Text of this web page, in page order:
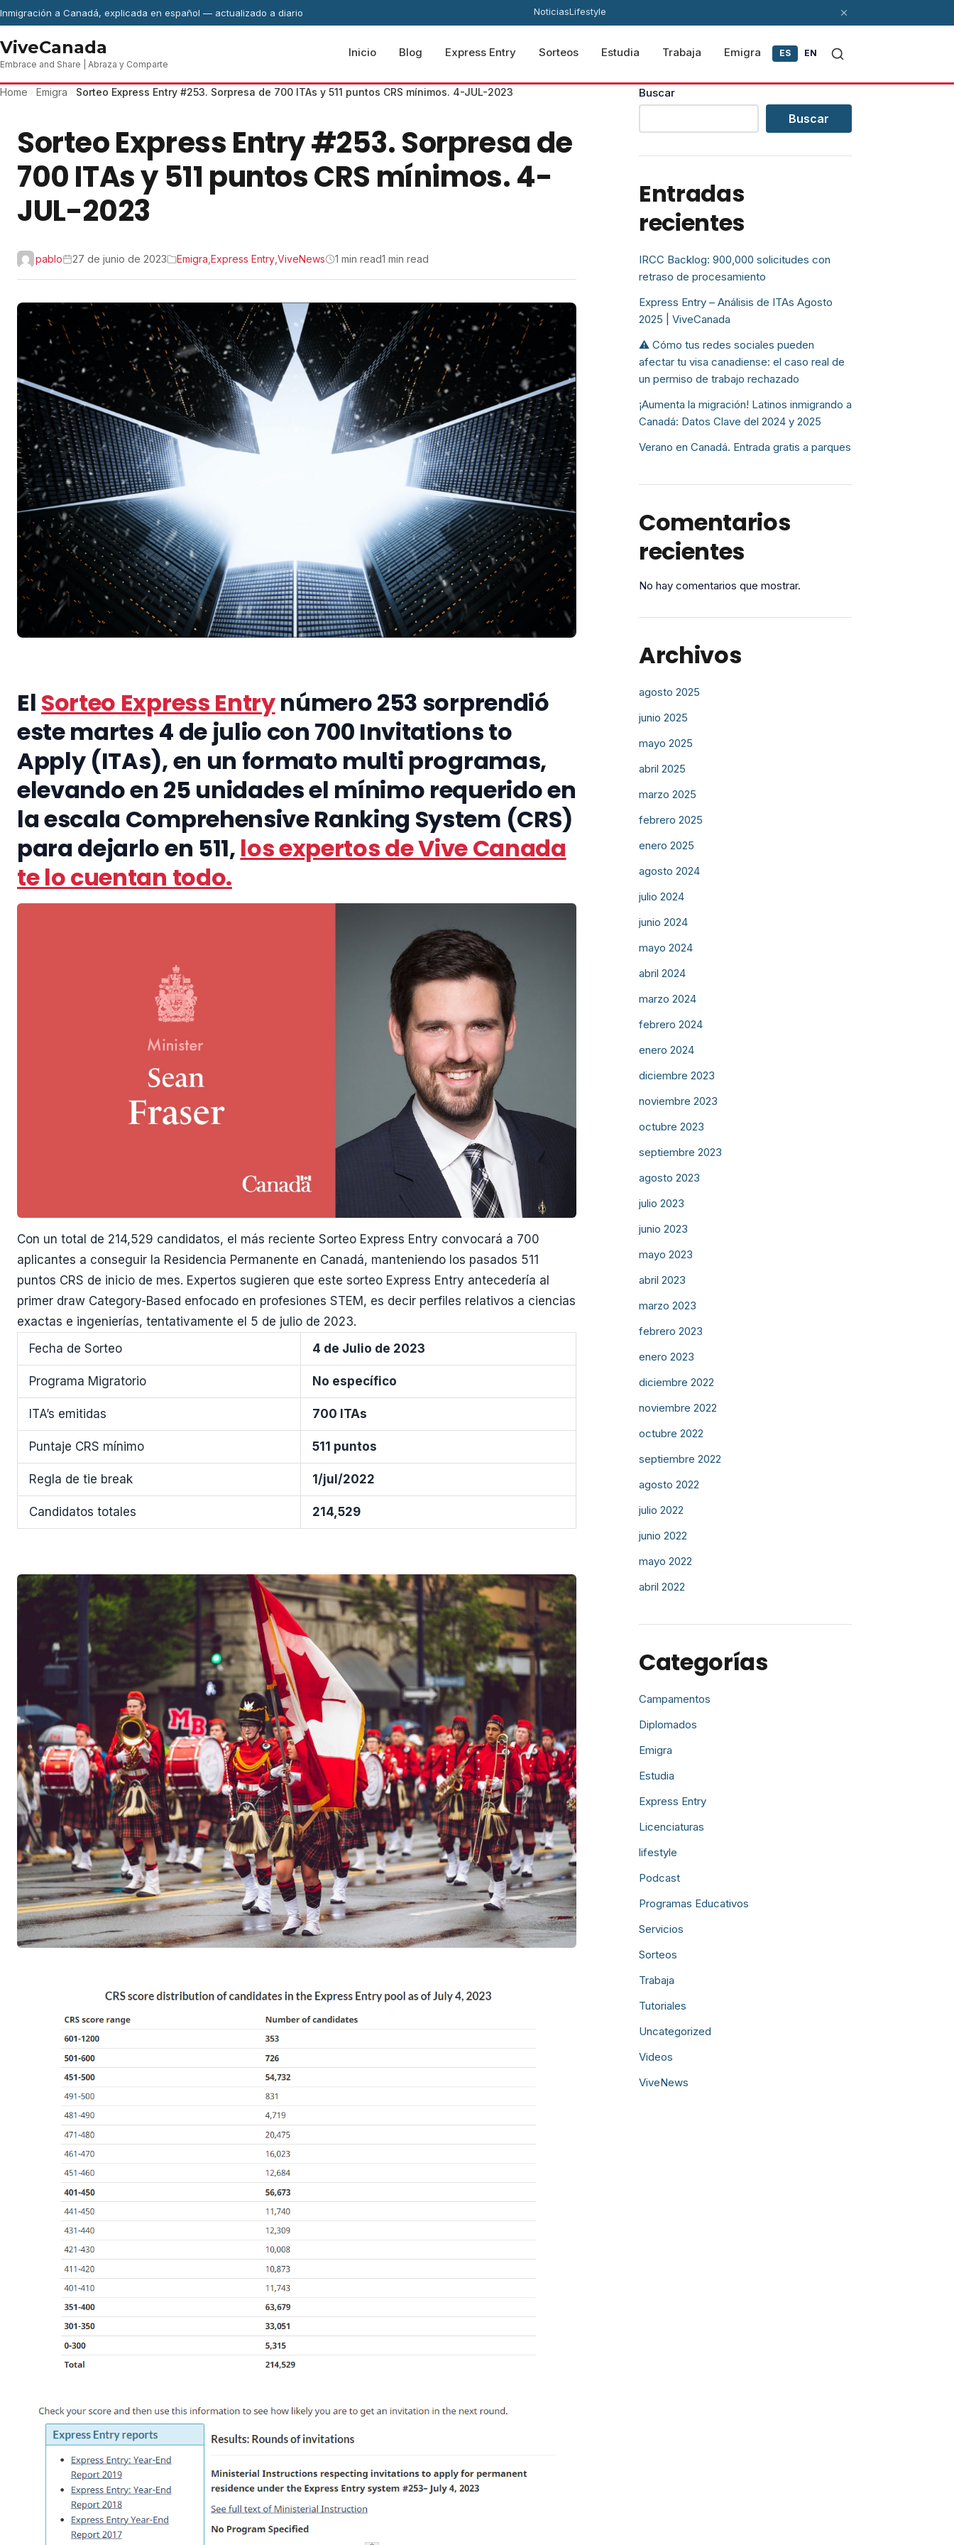
Skip to content
Inmigración a Canadá, explicada en español — actualizado a diario NoticiasLifestyle
ViveCanada
Embrace and Share | Abraza y Comparte
Inicio Blog Express Entry Sorteos Estudia Trabaja Emigra ES EN
Home Emigra Sorteo Express Entry #253. Sorpresa de 700 ITAs y 511 puntos CRS mínimos. 4-JUL-2023
Sorteo Express Entry #253. Sorpresa de
700 ITAs y 511 puntos CRS mínimos. 4-
JUL-2023
pablo 27 de junio de 2023 Emigra Express Entry ViveNews 1 min read1 min read
El Sorteo Express Entrynúmero 253 sorprendió
este martes 4 de julio con 700 Invitations to
Apply (ITAs), en un formato multi programas,
elevando en 25 unidades el mínimo requerido en
la escala Comprehensive Ranking System (CRS)
para dejarlo en 511, los expertos de Vive Canada
te lo cuentan todo.
Con un total de 214,529 candidatos, el más reciente Sorteo Express Entry convocará a 700
aplicantes a conseguir la Residencia Permanente en Canadá, manteniendo los pasados 511
puntos CRS de inicio de mes. Expertos sugieren que este sorteo Express Entry antecedería al
primer draw Category-Based enfocado en profesiones STEM, es decir perfiles relativos a ciencias
exactas e ingenierías, tentativamente el 5 de julio de 2023.
Fecha de Sorteo
4 de Julio de 2023
Programa Migratorio No específico
ITA’s emitidas 700 ITAs
Puntaje CRS mínimo 511 puntos
Regla de tie break 1/jul/2022
Candidatos totales 214,529
Buscar
Buscar
Entradas
recientes
IRCC Backlog: 900,000 solicitudes con
retraso de procesamiento
Express Entry – Análisis de ITAs Agosto
2025 | ViveCanada
⚠️ Cómo tus redes sociales pueden
afectar tu visa canadiense: el caso real de
un permiso de trabajo rechazado
¡Aumenta la migración! Latinos inmigrando a
Canadá: Datos Clave del 2024 y 2025
Verano en Canadá. Entrada gratis a parques
Comentarios
recientes
No hay comentarios que mostrar.
Archivos
agosto 2025
junio 2025
mayo 2025
abril 2025
marzo 2025
febrero 2025
enero 2025
agosto 2024
julio 2024
junio 2024
mayo 2024
abril 2024
marzo 2024
febrero 2024
enero 2024
diciembre 2023
noviembre 2023
octubre 2023
septiembre 2023
agosto 2023
julio 2023
junio 2023
mayo 2023
abril 2023
marzo 2023
febrero 2023
enero 2023
diciembre 2022
noviembre 2022
octubre 2022
septiembre 2022
agosto 2022
julio 2022
junio 2022
mayo 2022
abril 2022
Categorías
Campamentos
Diplomados
Emigra
Estudia
Express Entry
Licenciaturas
lifestyle
Podcast
Programas Educativos
Servicios
Sorteos
Trabaja
Tutoriales
Uncategorized
Videos
ViveNews